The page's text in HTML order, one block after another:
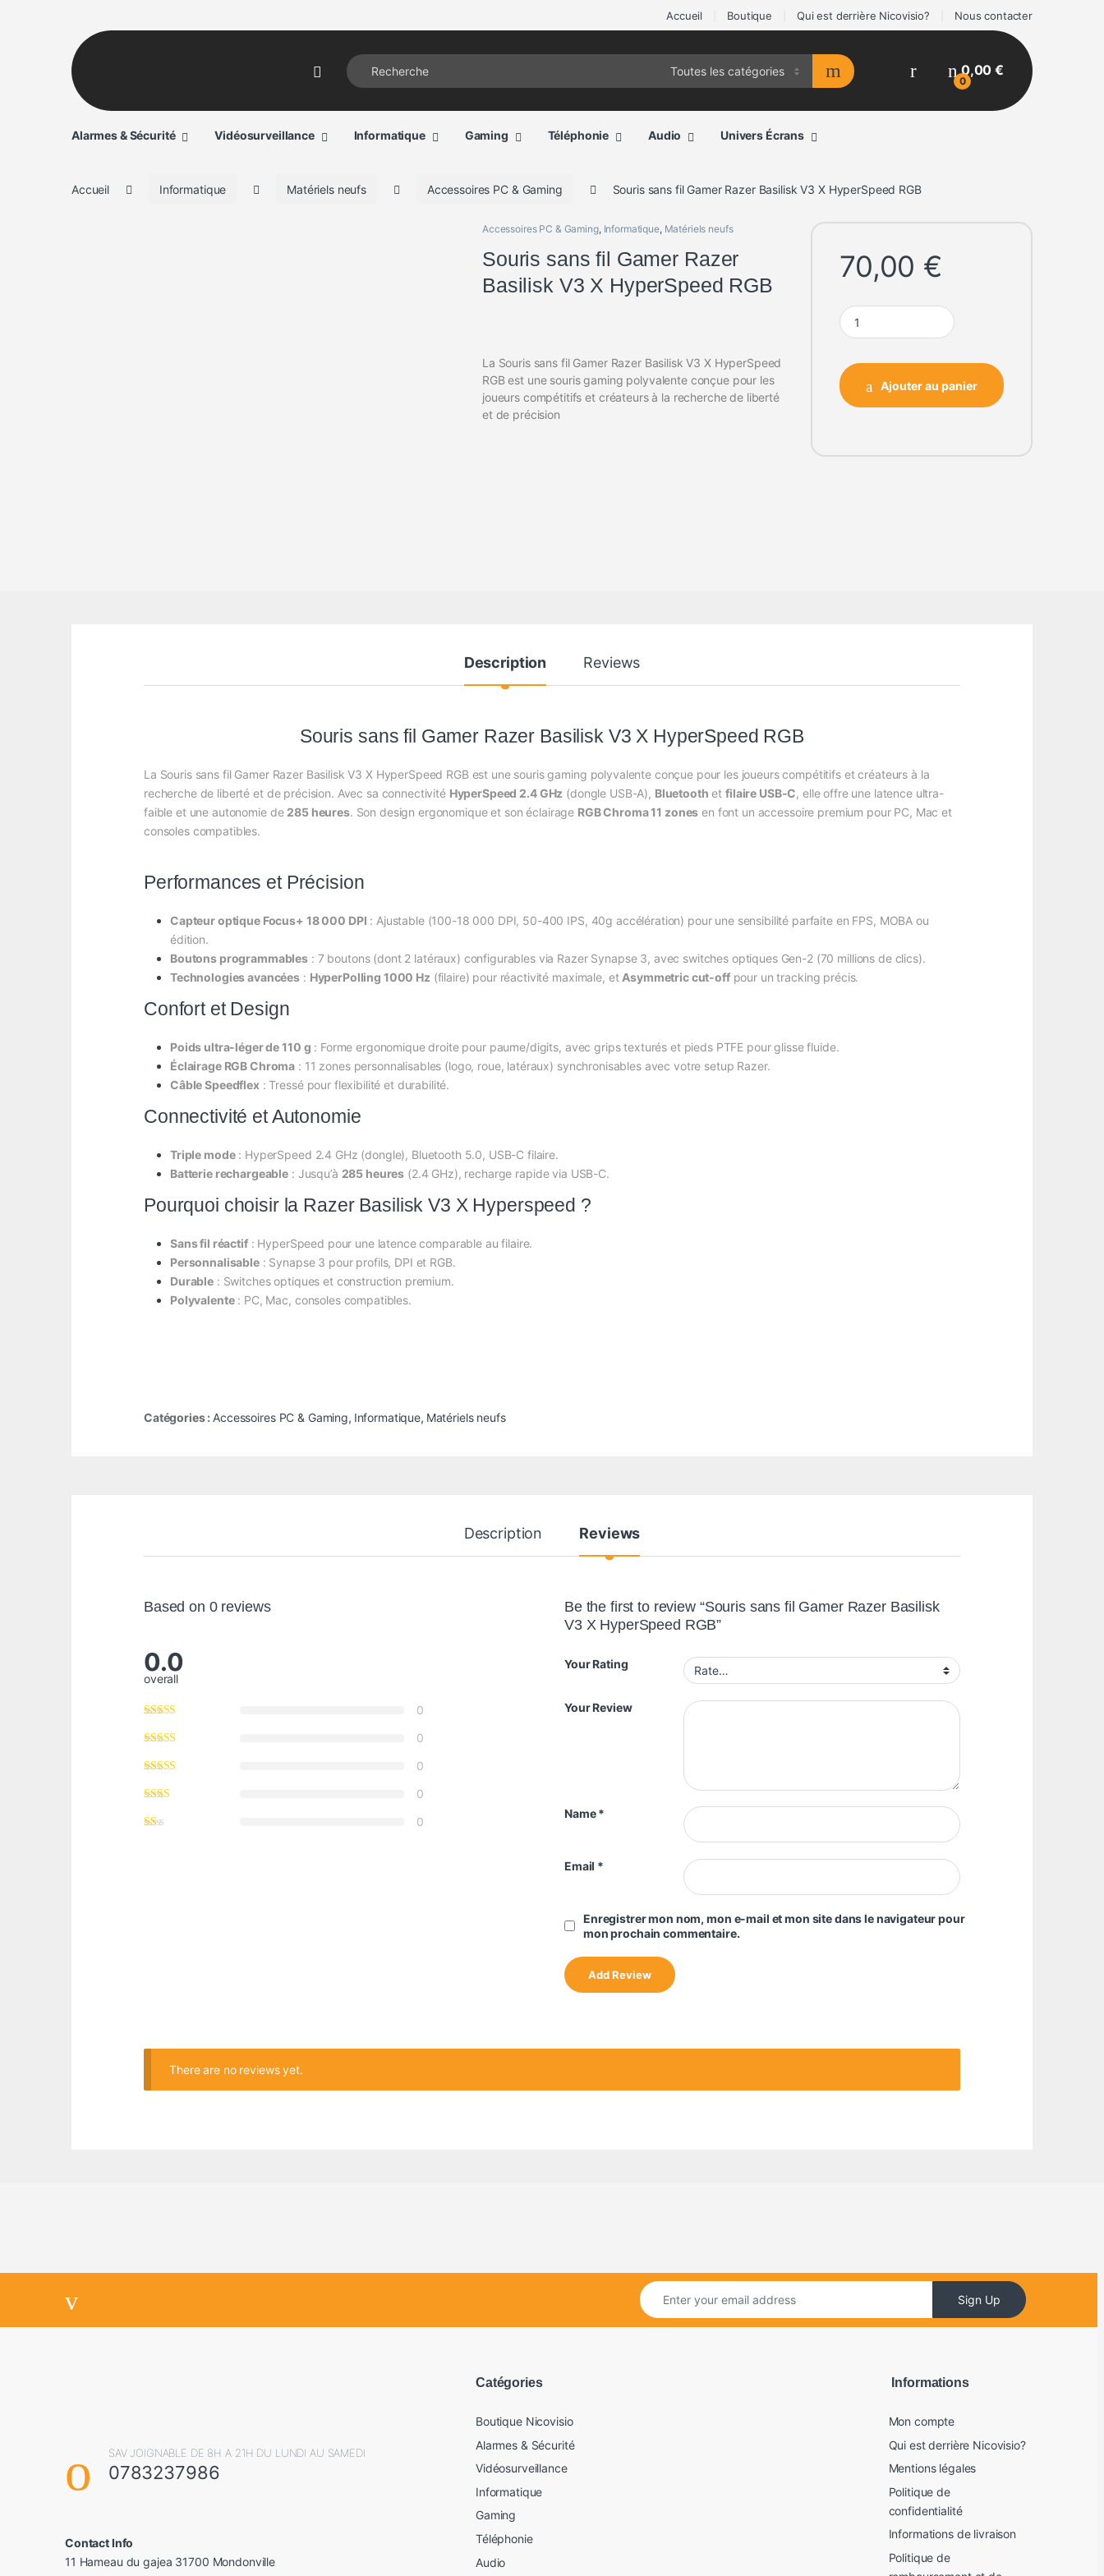
Accueil Boutique Qui est derrière Nicovisio? Nous contacter
Search for:
0
0,00€
Alarmes & Sécurité Vidéosurveillance Informatique Gaming Téléphonie Audio Univers Écrans
Accueil Informatique Matériels neufs Accessoires PC & Gaming Souris sans fil Gamer Razer Basilisk V3 X HyperSpeed RGB
Accessoires PC & Gaming, Informatique, Matériels neufs
Souris sans fil Gamer Razer
Basilisk V3 X HyperSpeed RGB
La Souris sans fil Gamer Razer Basilisk V3 X HyperSpeed
RGB est une souris gaming polyvalente conçue pour les
joueurs compétitifs et créateurs à la recherche de liberté
et de précision
70,00 €
Souris sans fil Gamer Razer Basilisk V3 X
Ajouter au panier
Description Reviews
Souris sans fil Gamer Razer Basilisk V3 X HyperSpeed RGB
La Souris sans fil Gamer Razer Basilisk V3 X HyperSpeed RGB est une souris gaming polyvalente conçue pour les joueurs compétitifs et créateurs à la
recherche de liberté et de précision. Avec sa connectivité HyperSpeed 2.4 GHz (dongle USB-A), Bluetooth etfilaire USB-C, elle offre une latence ultra-
faible et une autonomie de 285 heures. Son design ergonomique et son éclairage RGB Chroma 11 zones en font un accessoire premium pour PC, Mac et
consoles compatibles.
Performances et Précision
Capteur optique Focus+ 18 000 DPI : Ajustable (100-18 000 DPI, 50-400 IPS, 40g accélération) pour une sensibilité parfaite en FPS, MOBA ou
édition.
Boutons programmables : 7 boutons (dont 2 latéraux) configurables via Razer Synapse 3, avec switches optiques Gen-2 (70 millions de clics).
Technologies avancées : HyperPolling 1000 Hz (filaire) pour réactivité maximale, et Asymmetric cut-offpour un tracking précis.
Confort et Design
Poids ultra-léger de 110 g : Forme ergonomique droite pour paume/digits, avec grips texturés et pieds PTFE pour glisse fluide.
Éclairage RGB Chroma : 11 zones personnalisables (logo, roue, latéraux) synchronisables avec votre setup Razer.
Câble Speedflex: Tressé pour flexibilité et durabilité.
Connectivité et Autonomie
Triple mode: HyperSpeed 2.4 GHz (dongle), Bluetooth 5.0, USB-C filaire.
Batterie rechargeable : Jusqu’à 285 heures (2.4 GHz), recharge rapide via USB-C.
Pourquoi choisir la Razer Basilisk V3 X Hyperspeed ?
Sans fil réactif: HyperSpeed pour une latence comparable au filaire.
Personnalisable: Synapse 3 pour profils, DPI et RGB.
Durable : Switches optiques et construction premium.
Polyvalente: PC, Mac, consoles compatibles.
Catégories : Accessoires PC & Gaming, Informatique, Matériels neufs
Description Reviews
Based on 0 reviews
0.0
overall
0
0
0
0
0
Be the first to review “Souris sans fil Gamer Razer Basilisk
V3 X HyperSpeed RGB”
Your Rating
Your Review
Name*
Email *
Enregistrer mon nom, mon e-mail et mon site dans le navigateur pour
mon prochain commentaire.
There are no reviews yet.
Sign Up
SAV JOIGNABLE DE 8H A 21H DU LUNDI AU SAMEDI
0783237986
Contact Info
11 Hameau du gajea 31700 Mondonville
Catégories
Boutique Nicovisio
Alarmes & Sécurité
Vidéosurveillance
Informatique
Gaming
Téléphonie
Audio
Informations
Mon compte
Qui est derrière Nicovisio?
Mentions légales
Politique de
confidentialité
Informations de livraison
Politique de